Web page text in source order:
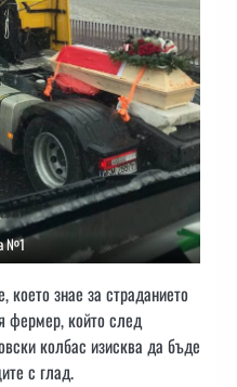
№1
знае за страданието
фермер, който след
колбас изисква да бъде
с глад.